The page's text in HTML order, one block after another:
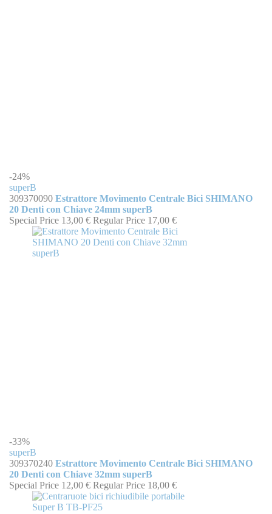
-24%
superB
309370090 Estrattore Movimento Centrale Bici SHIMANO
20 Denti con Chiave 24mm superB
Special Price 13,00 € Regular Price 17,00 €
-33%
superB
309370240 Estrattore Movimento Centrale Bici SHIMANO
20 Denti con Chiave 32mm superB
Special Price 12,00 € Regular Price 18,00 €